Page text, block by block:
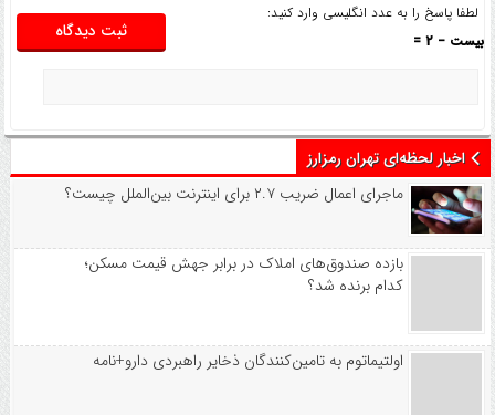
لطفا پاسخ را به عدد انگلیسی وارد کنید:
بیست − 2 =
اخبار لحظه‌ای تهران رمزارز
ماجرای اعمال ضریب ۲.۷ برای اینترنت بین‌الملل چیست؟
بازده صندوق‌های املاک در برابر جهش قیمت مسکن؛
کدام برنده شد؟
اولتیماتوم به تامین‌کنندگان ذخایر راهبردی دارو+نامه